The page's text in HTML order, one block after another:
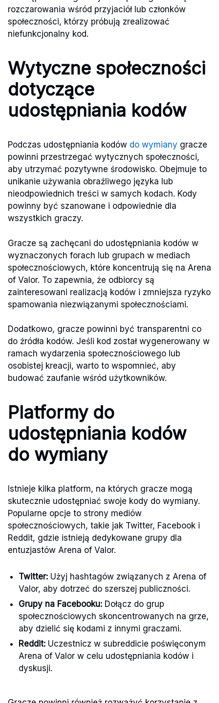
rozczarowania wśród przyjaciół lub członków
społeczności, którzy próbują zrealizować
niefunkcjonalny kod.
Wytyczne społeczności
dotyczące
udostępniania kodów
Podczas udostępniania kodów do wymiany gracze
powinni przestrzegać wytycznych społeczności,
aby utrzymać pozytywne środowisko. Obejmuje to
unikanie używania obraźliwego języka lub
nieodpowiednich treści w samych kodach. Kody
powinny być szanowane i odpowiednie dla
wszystkich graczy.
Gracze są zachęcani do udostępniania kodów w
wyznaczonych forach lub grupach w mediach
społecznościowych, które koncentrują się na Arena
of Valor. To zapewnia, że odbiorcy są
zainteresowani realizacją kodów i zmniejsza ryzyko
spamowania niezwiązanymi społecznościami.
Dodatkowo, gracze powinni być transparentni co
do źródła kodów. Jeśli kod został wygenerowany w
ramach wydarzenia społecznościowego lub
osobistej kreacji, warto to wspomnieć, aby
budować zaufanie wśród użytkowników.
Platformy do
udostępniania kodów
do wymiany
Istnieje kilka platform, na których gracze mogą
skutecznie udostępniać swoje kody do wymiany.
Popularne opcje to strony mediów
społecznościowych, takie jak Twitter, Facebook i
Reddit, gdzie istnieją dedykowane grupy dla
entuzjastów Arena of Valor.
Twitter: Użyj hashtagów związanych z Arena of
Valor, aby dotrzeć do szerszej publiczności.
Grupy na Facebooku: Dołącz do grup
społecznościowych skoncentrowanych na grze,
aby dzielić się kodami z innymi graczami.
Reddit: Uczestnicz w subreddicie poświęconym
Arena of Valor w celu udostępniania kodów i
dyskusji.